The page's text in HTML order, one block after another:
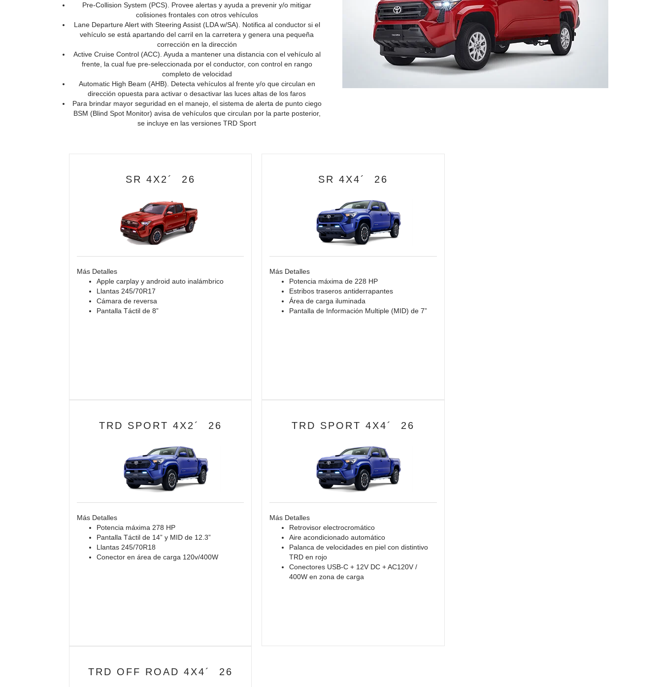
Pre-Collision System (PCS). Provee alertas y ayuda a prevenir y/o mitigar
colisiones frontales con otros vehículos
Lane Departure Alert with Steering Assist (LDA w/SA). Notifica al conductor si el
vehículo se está apartando del carril en la carretera y genera una pequeña
corrección en la dirección
Active Cruise Control (ACC). Ayuda a mantener una distancia con el vehículo al
frente, la cual fue pre-seleccionada por el conductor, con control en rango
completo de velocidad
Automatic High Beam (AHB). Detecta vehículos al frente y/o que circulan en
dirección opuesta para activar o desactivar las luces altas de los faros
Para brindar mayor seguridad en el manejo, el sistema de alerta de punto ciego
BSM (Blind Spot Monitor) avisa de vehículos que circulan por la parte posterior,
se incluye en las versiones TRD Sport
SR 4X2´ 26
Más Detalles
Apple carplay y android auto inalámbrico
Llantas 245/70R17
Cámara de reversa
Pantalla Táctil de 8”
SR 4X4´ 26
Más Detalles
Potencia máxima de 228 HP
Estribos traseros antiderrapantes
Área de carga iluminada
Pantalla de Información Multiple (MID) de 7”
TRD SPORT 4X2´ 26
Más Detalles
Potencia máxima 278 HP
Pantalla Táctil de 14” y MID de 12.3”
Llantas 245/70R18
Conector en área de carga 120v/400W
TRD SPORT 4X4´ 26
Más Detalles
Retrovisor electrocromático
Aire acondicionado automático
Palanca de velocidades en piel con distintivo
TRD en rojo
Conectores USB-C + 12V DC + AC120V /
400W en zona de carga
TRD OFF ROAD 4X4´ 26